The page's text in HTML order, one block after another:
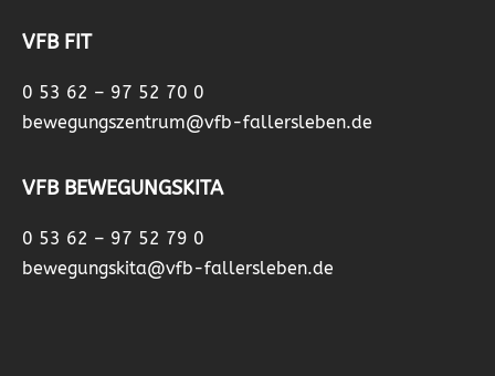
VFB FIT
0 53 62 – 97 52 70 0
bewegungszentrum@vfb-fallersleben.de
VFB BEWEGUNGSKITA
0 53 62 – 97 52 79 0
bewegungskita@vfb-fallersleben.de